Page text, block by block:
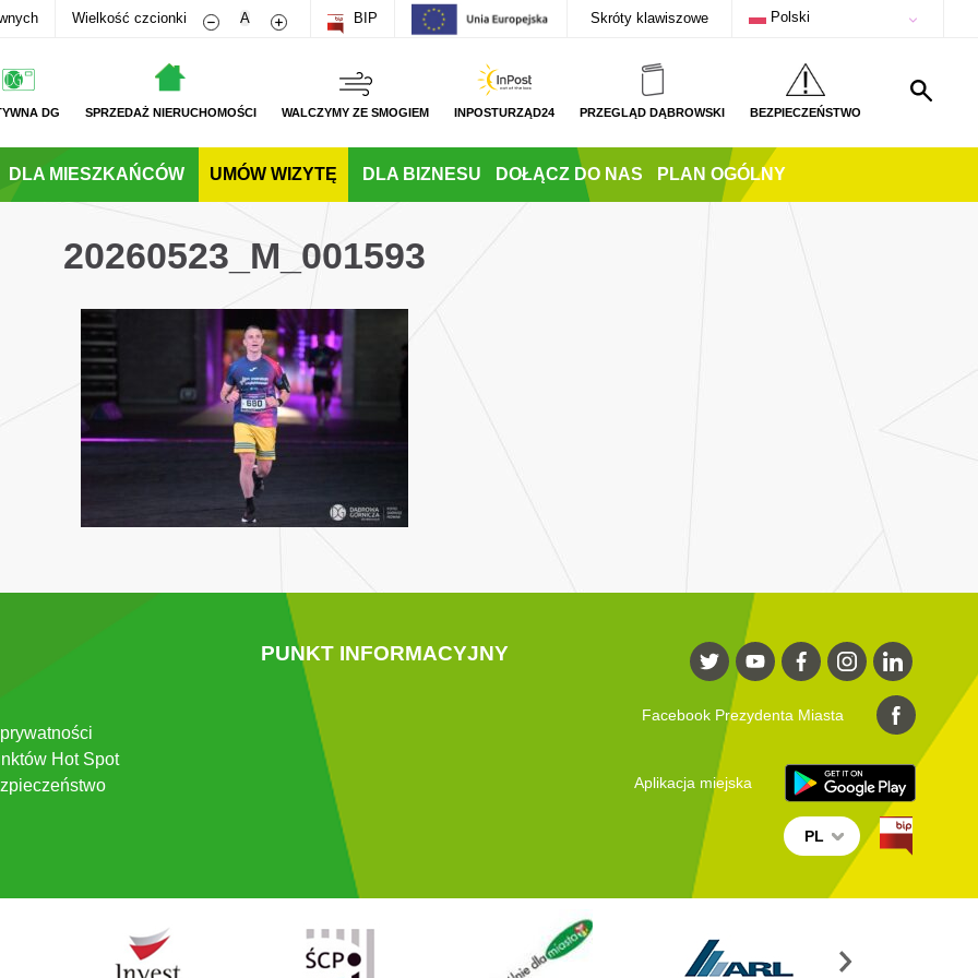
Wielkość czcionki Zmniejsz rozmiar czcionki
A Zwiększ rozmiar czcionki
BIP Skróty klawiszowe Polski
DG SPRZEDAŻ NIERUCHOMOŚCI WALCZYMY ZE SMOGIEM INPOSTURZĄD24 PRZEGLĄD DĄBROWSKI BEZPIECZEŃSTWO
DLA MIESZKAŃCÓW UMÓW WIZYTĘ DLA BIZNESU DOŁĄCZ DO NAS PLAN OGÓLNY
20260523_M_001593
Hot Spot
PUNKT INFORMACYJNY
Facebook Prezydenta Miasta
Aplikacja miejska
PL